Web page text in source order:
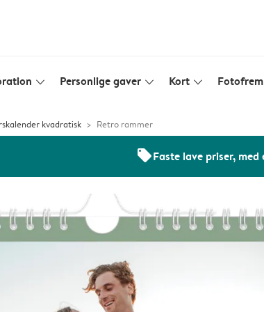
slim_arrow_down Personlige gaver slim_arrow_down Kort slim_arrow_down
kvadratisk Retro rammer
offersFaste lave priser,